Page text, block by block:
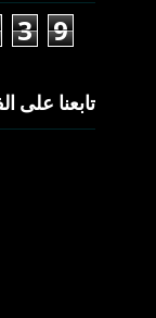
3 9
تابعنا على